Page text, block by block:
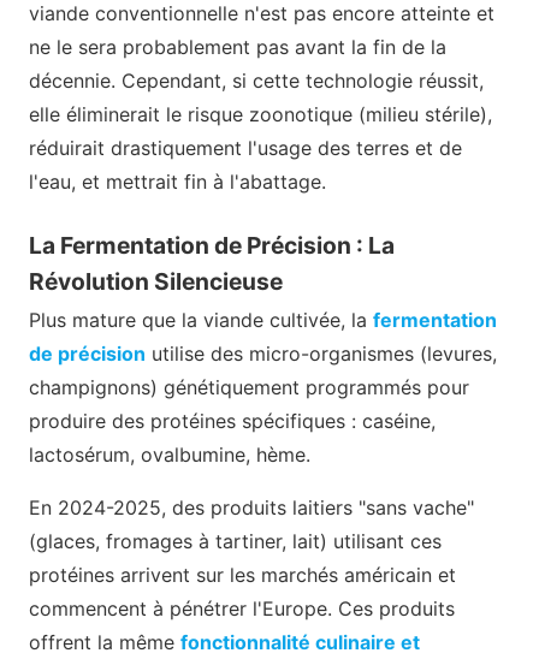
viande conventionnelle n'est pas encore atteinte et
ne le sera probablement pas avant la fin de la
décennie. Cependant, si cette technologie réussit,
elle éliminerait le risque zoonotique (milieu stérile),
réduirait drastiquement l'usage des terres et de
l'eau, et mettrait fin à l'abattage.
La Fermentation de Précision : La
Révolution Silencieuse
Plus mature que la viande cultivée, la fermentation
de précision utilise des micro-organismes (levures,
champignons) génétiquement programmés pour
produire des protéines spécifiques : caséine,
lactosérum, ovalbumine, hème.
En 2024-2025, des produits laitiers "sans vache"
(glaces, fromages à tartiner, lait) utilisant ces
protéines arrivent sur les marchés américain et
commencent à pénétrer l'Europe. Ces produits
offrent la même fonctionnalité culinaire et